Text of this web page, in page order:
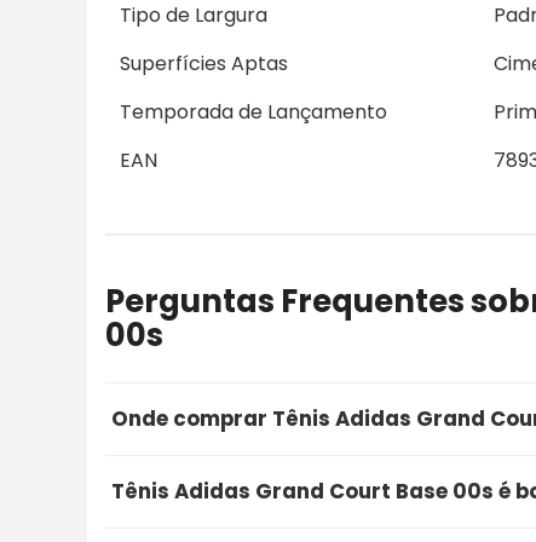
Tipo de Largura
Superfícies Aptas
Temporada de Lançamento
EAN
Perguntas Frequentes
00s
Onde comprar Tênis Adidas Grand
A opção mais segura e recomendada para
Mercado Livre. Utilizando o nosso link de
Tênis Adidas Grand Court Base 00s é